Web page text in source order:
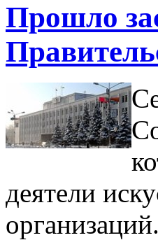
Прошло
деятели